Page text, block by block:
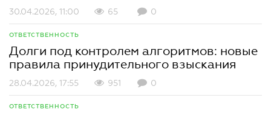
30.04.2026, 11:00 65 0
ОТВЕТСТВЕННОСТЬ
Долги под контролем алгоритмов: новые
правила принудительного взыскания
28.04.2026, 17:55 951 0
ОТВЕТСТВЕННОСТЬ